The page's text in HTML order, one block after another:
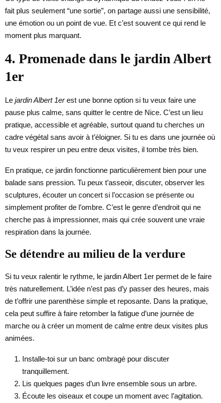
fait plus seulement “une sortie”, on partage aussi une sensibilité,
une émotion ou un point de vue. Et c’est souvent ce qui rend le
moment plus marquant.
4. Promenade dans le jardin Albert
1er
Le jardin Albert 1erest une bonne option si tu veux faire une
pause plus calme, sans quitter le centre de Nice. C’est un lieu
pratique, accessible et agréable, surtout quand tu cherches un
cadre végétal sans avoir à t’éloigner. Si tu es dans une journée où
tu veux respirer un peu entre deux visites, il tombe très bien.
En pratique, ce jardin fonctionne particulièrement bien pour une
balade sans pression. Tu peux t’asseoir, discuter, observer les
sculptures, écouter un concert si l’occasion se présente ou
simplement profiter de l’ombre. C’est le genre d’endroit qui ne
cherche pas à impressionner, mais qui crée souvent une vraie
respiration dans la journée.
Se détendre au milieu de la verdure
Si tu veux ralentir le rythme, le jardin Albert 1er permet de le faire
très naturellement. L’idée n’est pas d’y passer des heures, mais
de t’offrir une parenthèse simple et reposante. Dans la pratique,
cela peut suffire à faire retomber la fatigue d’une journée de
marche ou à créer un moment de calme entre deux visites plus
animées.
Installe-toi sur un banc ombragé pour discuter
tranquillement.
Lis quelques pages d’un livre ensemble sous un arbre.
Écoute les oiseaux et coupe un moment avec l’agitation.